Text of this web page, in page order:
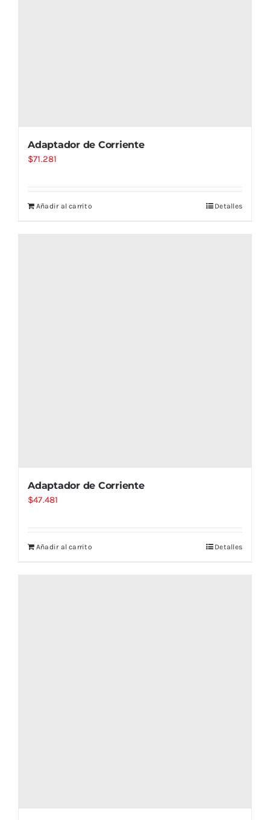
Adaptador de Corriente
$71.281
Añadir al carrito Detalles
Adaptador de Corriente
$47.481
Añadir al carrito Detalles